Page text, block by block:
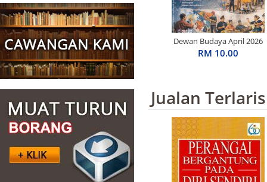
Dewan Budaya April 2026
RM 10.00
Jualan Terlaris